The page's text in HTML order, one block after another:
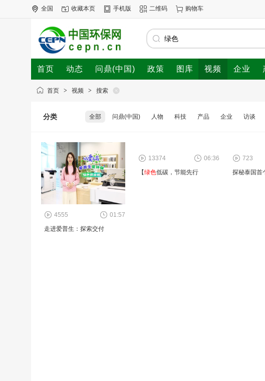
全国 收藏本页 手机版 二维码 购物车
首页 动态 问鼎(中国) 政策 图库 视频 企业
首页 > 视频 > 搜索
分类 全部 问鼎(中国) 人物 科技 产品 企业 访谈
01:57
4555
走进爱普生：探索交付
06:36
13374
【绿色低碳，节能先行
723
探秘泰国首